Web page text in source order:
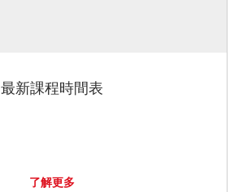
最新課程時間表
了解更多